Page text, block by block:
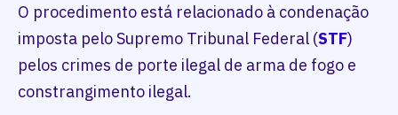
O procedimento está relacionado à condenação
imposta pelo Supremo Tribunal Federal (STF)
pelos crimes de porte ilegal de arma de fogo e
constrangimento ilegal.